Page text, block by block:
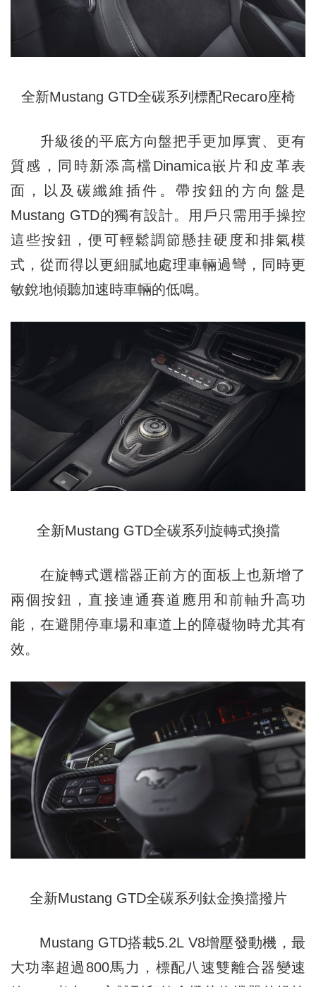
全新Mustang GTD全碳系列標配Recaro座椅
升級後的平底方向盤把手更加厚實、更有
質感，同時新添高檔Dinamica嵌片和皮革表
面，以及碳纖維插件。帶按鈕的方向盤是
Mustang GTD的獨有設計。用戶只需用手操控
這些按鈕，便可輕鬆調節懸挂硬度和排氣模
式，從而得以更細膩地處理車輛過彎，同時更
敏銳地傾聽加速時車輛的低鳴。
全新Mustang GTD全碳系列旋轉式換擋
在旋轉式選檔器正前方的面板上也新增了
兩個按鈕，直接連通賽道應用和前軸升高功
能，在避開停車場和車道上的障礙物時尤其有
效。
全新Mustang GTD全碳系列鈦金換擋撥片
Mustang GTD搭載5.2L V8增壓發動機，最
大功率超過800馬力，標配八速雙離合器變速